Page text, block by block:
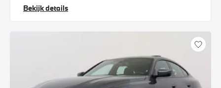
Bekijk details